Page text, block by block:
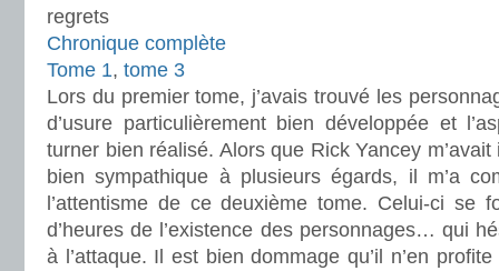
regrets
Chronique complète
Tome 1, tome 3
Lors du premier tome, j’avais trouvé les
d’usure particulièrement bien développée et
turner bien réalisé. Alors que Rick Yancey
bien sympathique à plusieurs égards, il m’a
l’attentisme de ce deuxième tome. Celui-ci se
d’heures de l’existence des personnages… qui
à l’attaque. Il est bien dommage qu’il n’en